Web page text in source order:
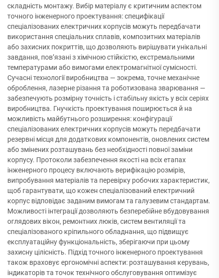
складність монтажу. Вибір матеріалу є критичним аспектом
точного інженерного проектування: специфікації
спеціалізованих електричних корпусів можуть передбачати
використання спеціальних сплавів, композитних матеріалів
або захисних покриттів, що дозволяють вирішувати унікальні
завдання, пов’язані з хімічною стійкістю, екстремальними
температурами або вимогами електромагнітної сумісності.
Сучасні технології виробництва — зокрема, точне механічне
оброблення, лазерне різання та роботизована зварювання —
забезпечують розмірну точність і стабільну якість у всіх серіях
виробництва. Гнучкість проектування поширюється й на
можливість майбутнього розширення: конфігурації
спеціалізованих електричних корпусів можуть передбачати
резервні місця для додаткових компонентів, оновлених систем
або змінених розташувань без необхідності повної заміни
корпусу. Протоколи забезпечення якості на всіх етапах
інженерного процесу включають верифікацію розмірів,
випробування матеріалів та перевірку робочих характеристик,
щоб гарантувати, що кожен спеціалізований електричний
корпус відповідає заданим вимогам та галузевим стандартам.
Можливості інтеграції дозволяють безперебійне вбудовування
оглядових вікон, ремонтних люків, систем вентиляції та
спеціалізованого кріпильного обладнання, що підвищує
експлуатаційну функціональність, зберігаючи при цьому
захисну цілісність. Підхід точного інженерного проектування
також враховує ергономічні аспекти: розташування керувань,
індикаторів та точок технічного обслуговування оптимізує